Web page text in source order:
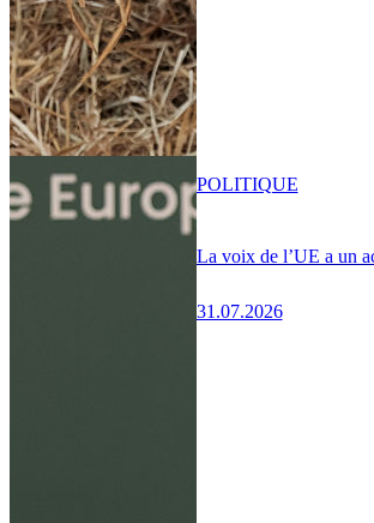
La voix de l’UE a un
31.07.2026
POLITIQUE